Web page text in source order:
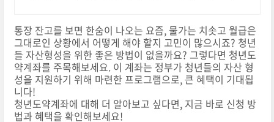
통장 잔고를 보면 한숨이 나오는 요즘, 물가는 치솟고 월급은
그대로인 상황에서 어떻게 해야 할지 고민이 많으시죠? 청년
들 자산형성을 위한 좋은 방법이 없을까요? 그렇다면 청년도
약계좌를 주목해보세요. 이 계좌는 정부가 청년들의 자산 형
성을 지원하기 위해 마련한 프로그램으로, 큰 혜택이 기대됩
니다!
청년도약계좌에 대해 더 알아보고 싶다면, 지금 바로 신청 방
법과 혜택을 확인해보세요!